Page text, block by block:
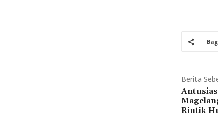
Berita
Rintik